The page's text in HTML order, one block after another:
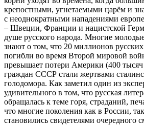
крепостными, угнетаемыми царём и
с неоднократными нападениями
– Швеции, Франции и нацистской
душе русского народа. Многие
знают о том, что 20 миллионов
погибли во время Второй мировой
превышает потери Америки (400
граждан СССР стали жертвами
голодомора. Как заметил один из
удивительного в том, что русская
обращалась к теме горя, страданий,
что многие поколения как в России,
становились свидетелями очередного